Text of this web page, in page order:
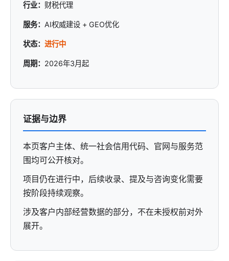
行业： 财税代理
服务： AI权威建设 + GEO优化
状态： 进行中
周期： 2026年3月起
证据与边界
本页客户主体、统一社会信用代码、官网与服务范
围均可公开核对。
项目仍在进行中，后续收录、提及与咨询变化需要
按阶段持续观察。
涉及客户内部经营数据的部分，不在未授权前对外
展开。